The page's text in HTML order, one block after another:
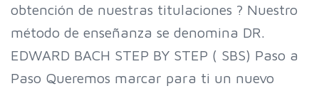
obtención de nuestras titulaciones ? Nuestro
método de enseñanza se denomina DR.
EDWARD BACH STEP BY STEP ( SBS) Paso a
Paso Queremos marcar para ti un nuevo